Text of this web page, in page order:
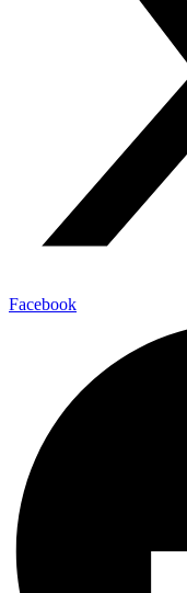
Facebook